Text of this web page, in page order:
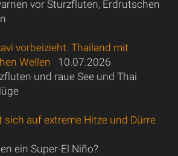
vor Sturzfluten, Erdrutschen
vorbeizieht: Thailand mit
Wellen 10.07.2026
und raue See und Thai
sich auf extreme Hitze und Dürre
ein Super-El Niño?